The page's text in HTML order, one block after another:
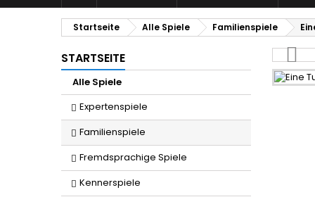
Startseite Alle Spiele Familienspiele
STARTSEITE
Alle Spiele
Expertenspiele
Familienspiele
Fremdsprachige Spiele
Kennerspiele